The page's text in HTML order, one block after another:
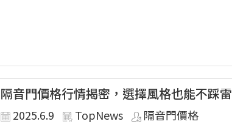
隔音門價格行情揭密，選擇風格也能不踩雷
2025.6.9 TopNews
隔音門價格